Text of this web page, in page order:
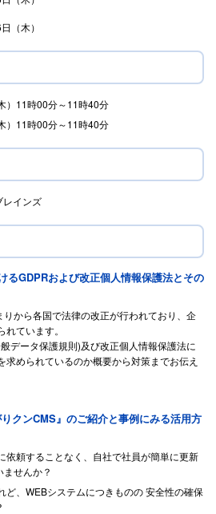
（木）
）11時00分～11時40分
）11時00分～11時40分
レインズ
るGDPRおよび改正個人情報保護法とその
から各国で法律の改正が行われており、企
ています。
データ保護規則)及び改正個人情報保護法に
められているのか概要から対策までお伝え
クンCMS』のご紹介と事例にみる活用方
依頼することなく、自社で社員が簡単に更新
せんか？
ど、WEBシステムにつきものの 安全性の確保